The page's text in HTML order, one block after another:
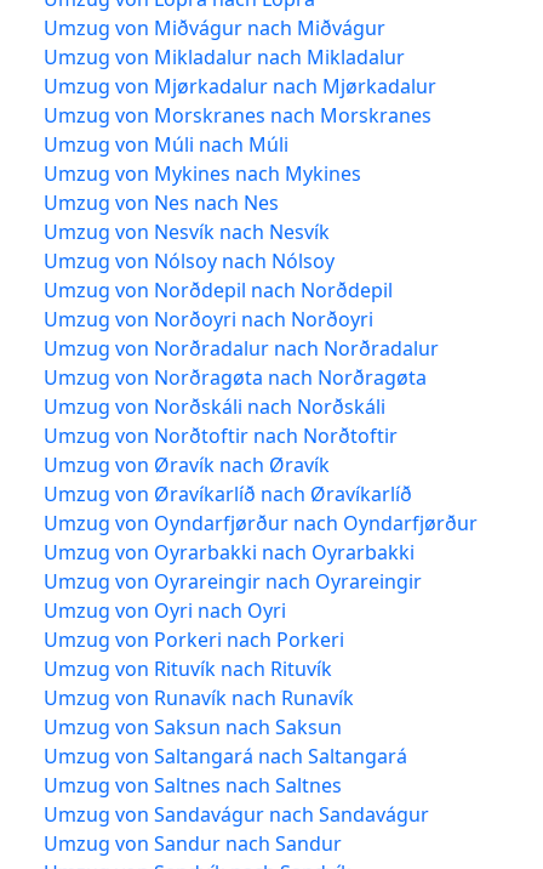
Umzug von Miðvágur nach Miðvágur
Umzug von Mikladalur nach Mikladalur
Umzug von Mjørkadalur nach Mjørkadalur
Umzug von Morskranes nach Morskranes
Umzug von Múli nach Múli
Umzug von Mykines nach Mykines
Umzug von Nes nach Nes
Umzug von Nesvík nach Nesvík
Umzug von Nólsoy nach Nólsoy
Umzug von Norðdepil nach Norðdepil
Umzug von Norðoyri nach Norðoyri
Umzug von Norðradalur nach Norðradalur
Umzug von Norðragøta nach Norðragøta
Umzug von Norðskáli nach Norðskáli
Umzug von Norðtoftir nach Norðtoftir
Umzug von Øravík nach Øravík
Umzug von Øravíkarlíð nach Øravíkarlíð
Umzug von Oyndarfjørður nach Oyndarfjørður
Umzug von Oyrarbakki nach Oyrarbakki
Umzug von Oyrareingir nach Oyrareingir
Umzug von Oyri nach Oyri
Umzug von Porkeri nach Porkeri
Umzug von Rituvík nach Rituvík
Umzug von Runavík nach Runavík
Umzug von Saksun nach Saksun
Umzug von Saltangará nach Saltangará
Umzug von Saltnes nach Saltnes
Umzug von Sandavágur nach Sandavágur
Umzug von Sandur nach Sandur